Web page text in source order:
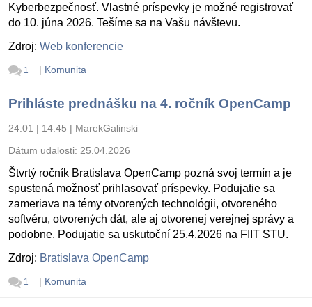
Kyberbezpečnosť. Vlastné príspevky je možné registrovať
do 10. júna 2026. Tešíme sa na Vašu návštevu.
Zdroj: Web konferencie
1 | Komunita
Prihláste prednášku na 4. ročník OpenCamp
24.01 | 14:45 | MarekGalinski
Dátum udalosti: 25.04.2026
Štvrtý ročník Bratislava OpenCamp pozná svoj termín a je
spustená možnosť prihlasovať príspevky. Podujatie sa
zameriava na témy otvorených technológii, otvoreného
softvéru, otvorených dát, ale aj otvorenej verejnej správy a
podobne. Podujatie sa uskutoční 25.4.2026 na FIIT STU.
Zdroj: Bratislava OpenCamp
1 | Komunita